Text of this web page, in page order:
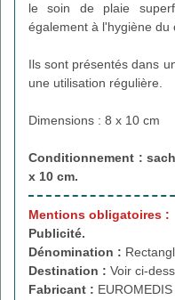
le soin de plaie
également à l'hygiène du
Ils sont présentés dans
une utilisation régulière.
Dimensions : 8 x 10 cm
Conditionnement :
x 10 cm.
Mentions obligatoires :
Publicité.
Dénomination :
Destination : Voir ci-
Fabricant : EUROMEDIS